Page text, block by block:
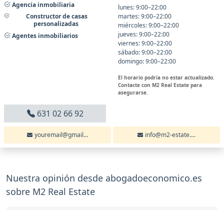
Agencia inmobiliaria
Constructor de casas
personalizadas
Agentes inmobiliarios
lunes: 9:00–22:00
martes: 9:00–22:00
miércoles: 9:00–22:00
jueves: 9:00–22:00
viernes: 9:00–22:00
sábado: 9:00–22:00
domingo: 9:00–22:00
El horario podría no estar actualizado.
Contacte con М2 Real Estate para
asegurarse.
631 02 66 92
youremail@gmail... info@m2-estate....
Nuestra opinión desde abogadoeconomico.es
sobre М2 Real Estate